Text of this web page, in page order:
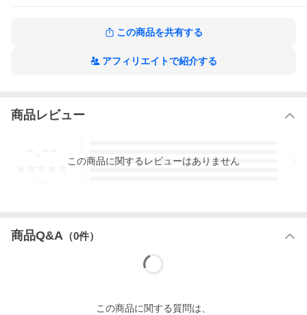
この商品を共有する
アフィリエイトで紹介する
商品レビュー
3
この商品に関するレビューはありません
商品Q&A （0件）
この商品に関する質問は、